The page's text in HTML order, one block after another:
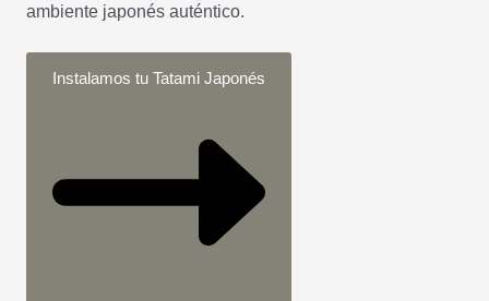
ambiente japonés auténtico.
Instalamos tu Tatami Japonés